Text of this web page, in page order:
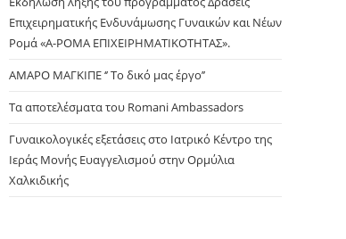
Επιχειρηματικής Ενδυνάμωσης Γυναικών και Νέων
Ρομά «Α-ΡΟΜΑ ΕΠΙΧΕΙΡΗΜΑΤΙΚΟΤΗΤΑΣ».
ΑΜΑΡΟ ΜΑΓΚΙΠΕ ‘’ Το δικό μας έργο’’
Τα αποτελέσματα του Romani Ambassadors
Γυναικολογικές εξετάσεις στο Ιατρικό Κέντρο της
Ιεράς Μονής Ευαγγελισμού στην Ορμύλια
Χαλκιδικής